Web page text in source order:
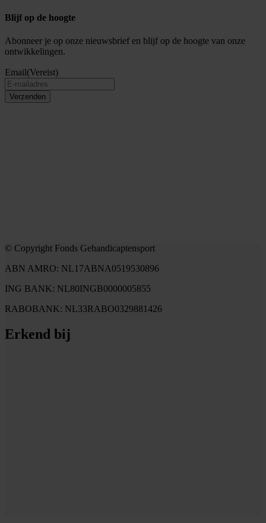
Blijf op de hoogte
Abonneer je op onze nieuwsbrief en blijf op de hoogte van onze
ontwikkelingen.
Email(Vereist)
Verzenden
© Copyright Fonds Gehandicaptensport
ABN AMRO: NL17ABNA0519530896
ING BANK: NL80INGB0000005855
RABOBANK: NL33RABO0329881426
Erkend bij